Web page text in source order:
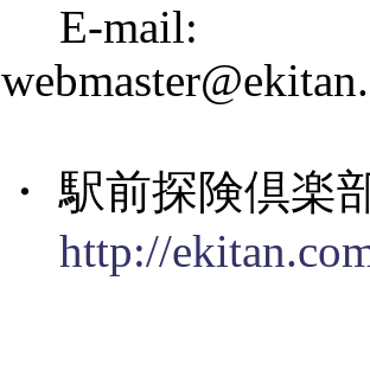
E-mail:
・ 駅前探険倶楽
http://